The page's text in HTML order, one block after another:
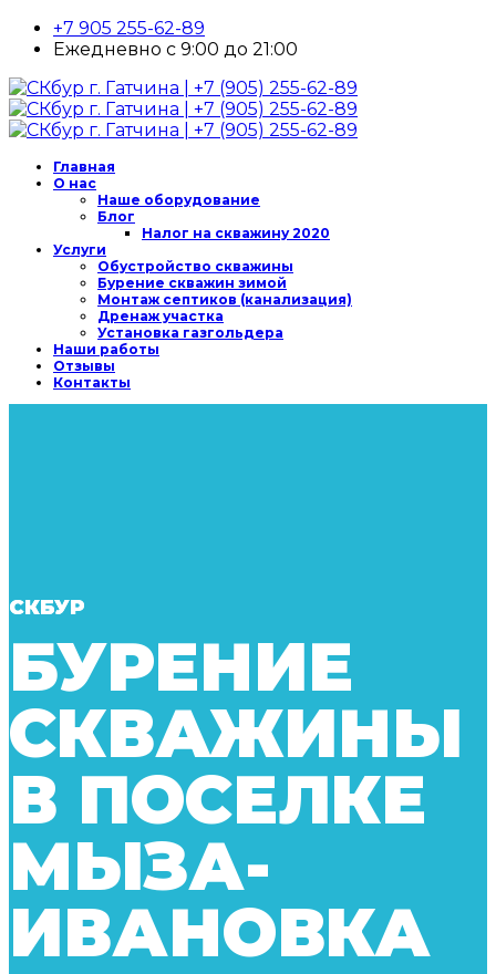
+7 905 255-62-89
Ежедневно с 9:00 до 21:00
Главная
О нас
Наше оборудование
Блог
Налог на скважину 2020
Услуги
Обустройство скважины
Бурение скважин зимой
Монтаж септиков (канализация)
Дренаж участка
Установка газгольдера
Наши работы
Отзывы
Контакты
СКБУР
БУРЕНИЕ
СКВАЖИНЫ
В ПОСЕЛКЕ
МЫЗА-
ИВАНОВКА